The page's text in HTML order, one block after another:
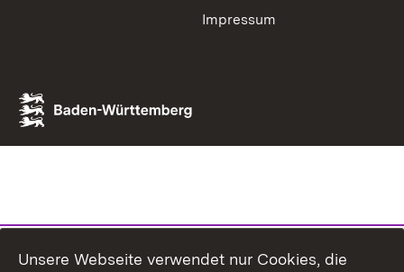
Impressum
Unsere Webseite verwendet nur Cookies, die